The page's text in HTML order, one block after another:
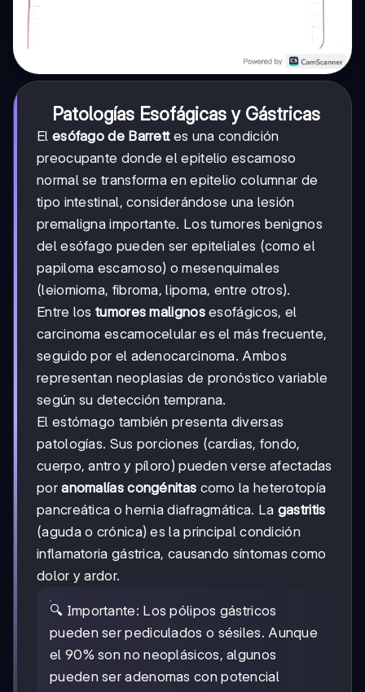
Patologías Esofágicas y Gástricas
El esófago de Barrettes una condición
preocupante donde el epitelio escamoso
normal se transforma en epitelio columnar de
tipo intestinal, considerándose una lesión
premaligna importante. Los tumores benignos
del esófago pueden ser epiteliales (como el
papiloma escamoso) o mesenquimales
(leiomioma, fibroma, lipoma, entre otros).
Entre los tumores malignosesofágicos, el
carcinoma escamocelular es el más frecuente,
seguido por el adenocarcinoma. Ambos
representan neoplasias de pronóstico variable
según su detección temprana.
El estómago también presenta diversas
patologías. Sus porciones (cardias, fondo,
cuerpo, antro y píloro) pueden verse afectadas
poranomalías congénitas como la heterotopía
pancreática o hernia diafragmática. La gastritis
(aguda o crónica) es la principal condición
inflamatoria gástrica, causando síntomas como
dolor y ardor.
🔍 Importante: Los pólipos gástricos
pueden ser pediculados o sésiles. Aunque
el 90% son no neoplásicos, algunos
pueden ser adenomas con potencial